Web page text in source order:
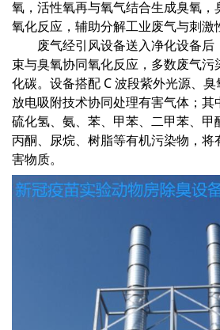
氧，活性氧再与氧气结合生成臭氧，
氧化反应，辅助分解工业废气与刺激
废气经引风设备送入净化设备
束与臭氧协同氧化反应，多数废气
化碳。设备搭配 C 波段紫外光源、
放电吸附技术协同处理有害气体；其
硫化氢、氨、苯、甲苯、二甲苯、甲
丙酮、尿烷、树脂等有机污染物，
害物质。